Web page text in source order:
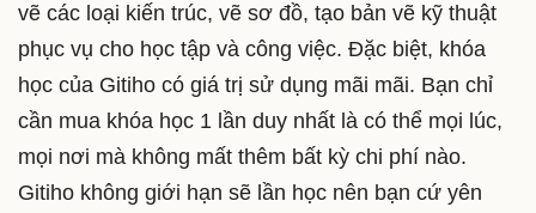
vẽ các loại kiến trúc, vẽ sơ đồ, tạo bản vẽ kỹ thuật
phục vụ cho học tập và công việc. Đặc biệt, khóa
học của Gitiho có giá trị sử dụng mãi mãi. Bạn chỉ
cần mua khóa học 1 lần duy nhất là có thể mọi lúc,
mọi nơi mà không mất thêm bất kỳ chi phí nào.
Gitiho không giới hạn sẽ lần học nên bạn cứ yên